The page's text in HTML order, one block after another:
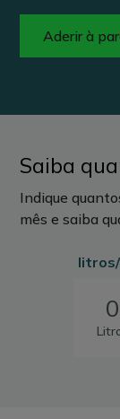
Aderir à
Saiba
Indique
mês e saiba